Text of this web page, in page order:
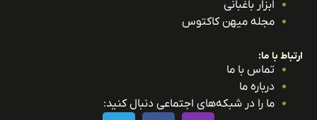
ابزار باغبانی
مجله میهن کاکتوس
با ما:
تماس با ما
درباره ما
ما را در شبکه‌های اجتماعی دنبال کنید: